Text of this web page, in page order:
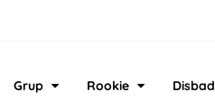
Grup Rookie Disbad